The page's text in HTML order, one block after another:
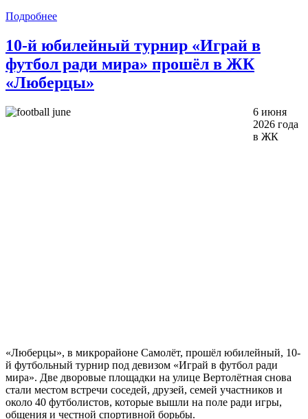
Подробнее
10-й юбилейный турнир «Играй в
футбол ради мира» прошёл в ЖК
«Люберцы»
6 июня
2026 года
в ЖК
«Люберцы», в микрорайоне Самолёт, прошёл юбилейный, 10-
й футбольный турнир под девизом «Играй в футбол ради
мира». Две дворовые площадки на улице Вертолётная снова
стали местом встречи соседей, друзей, семей участников и
около 40 футболистов, которые вышли на поле ради игры,
общения и честной спортивной борьбы.